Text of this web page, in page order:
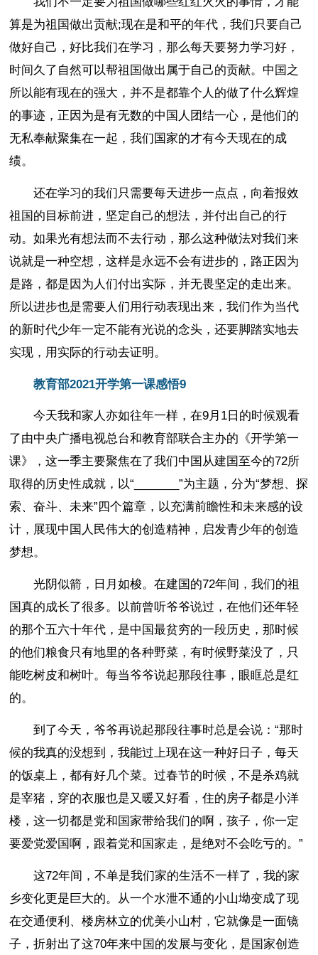
算是为祖国做出贡献;现在是和平的年代，我们只要自己
做好自己，好比我们在学习，那么每天要努力学习好，
时间久了自然可以帮祖国做出属于自己的贡献。中国之
所以能有现在的强大，并不是都靠个人的做了什么辉煌
的事迹，正因为是有无数的中国人团结一心，是他们的
无私奉献聚集在一起，我们国家的才有今天现在的成
绩。
还在学习的我们只需要每天进步一点点，向着报效
祖国的目标前进，坚定自己的想法，并付出自己的行
动。如果光有想法而不去行动，那么这种做法对我们来
说就是一种空想，这样是永远不会有进步的，路正因为
是路，都是因为人们付出实际，并无畏坚定的走出来。
所以进步也是需要人们用行动表现出来，我们作为当代
的新时代少年一定不能有光说的念头，还要脚踏实地去
实现，用实际的行动去证明。
教育部2021开学第一课感悟9
今天我和家人亦如往年一样，在9月1日的时候观看
了由中央广播电视总台和教育部联合主办的《开学第一
课》，这一季主要聚焦在了我们中国从建国至今的72所
取得的历史性成就，以“_______”为主题，分为“梦想、探
索、奋斗、未来”四个篇章，以充满前瞻性和未来感的设
计，展现中国人民伟大的创造精神，启发青少年的创造
梦想。
光阴似箭，日月如梭。在建国的72年间，我们的祖
国真的成长了很多。以前曾听爷爷说过，在他们还年轻
的那个五六十年代，是中国最贫穷的一段历史，那时候
的他们粮食只有地里的各种野菜，有时候野菜没了，只
能吃树皮和树叶。每当爷爷说起那段往事，眼眶总是红
的。
到了今天，爷爷再说起那段往事时总是会说：“那时
候的我真的没想到，我能过上现在这一种好日子，每天
的饭桌上，都有好几个菜。过春节的时候，不是杀鸡就
是宰猪，穿的衣服也是又暖又好看，住的房子都是小洋
楼，这一切都是党和国家带给我们的啊，孩子，你一定
要爱党爱国啊，跟着党和国家走，是绝对不会吃亏的。”
这72年间，不单是我们家的生活不一样了，我的家
乡变化更是巨大的。从一个水泄不通的小山坳变成了现
在交通便利、楼房林立的优美小山村，它就像是一面镜
子，折射出了这70年来中国的发展与变化，是国家创造